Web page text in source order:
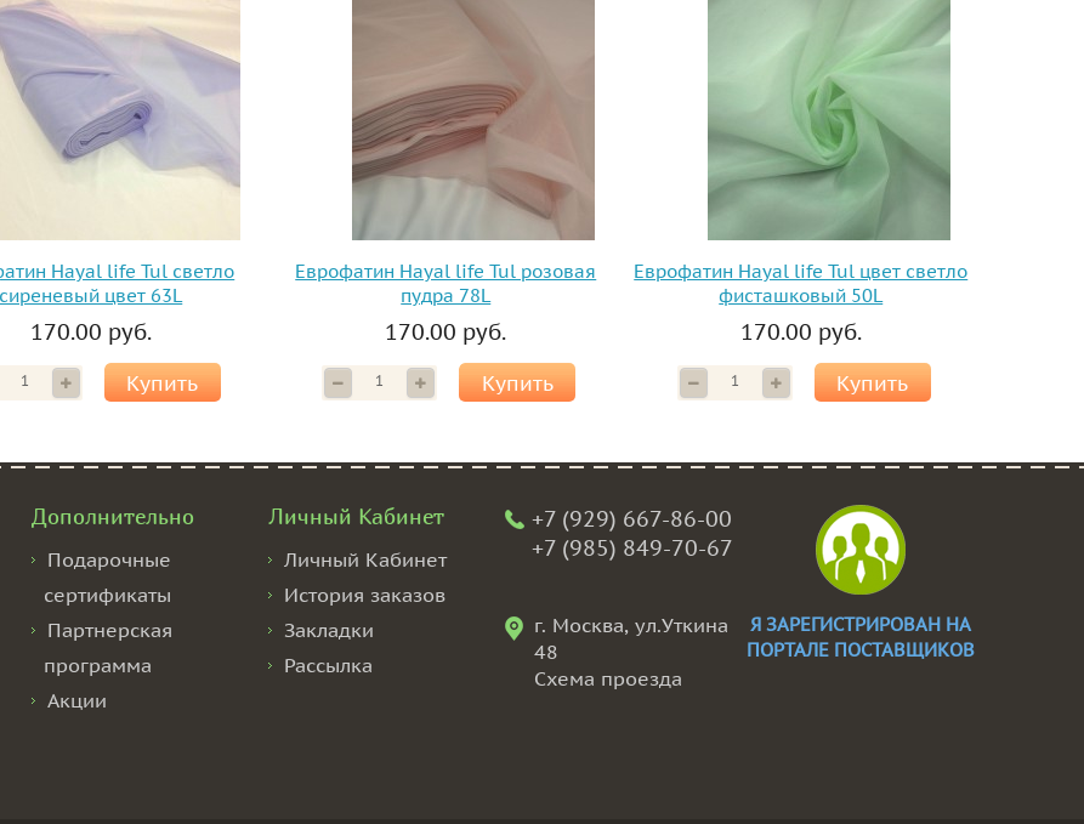
Hayal life Tul светло
сиреневый цвет 63L
170.00 руб.
Купить
Еврофатин Hayal life Tul розовая
пудра 78L
170.00 руб.
Купить
Еврофатин Hayal life Tul цвет светло
фисташковый 50L
170.00 руб.
Купить
Дополнительно
Подарочные
сертификаты
Партнерская
программа
Акции
Личный Кабинет
Личный Кабинет
История заказов
Закладки
Рассылка
+7 (929) 667-86-00
+7 (985) 849-70-67
г. Москва, ул.Уткина
48
Схема проезда
Я ЗАРЕГИСТРИРОВАН НА
ПОРТАЛЕ ПОСТАВЩИКОВ